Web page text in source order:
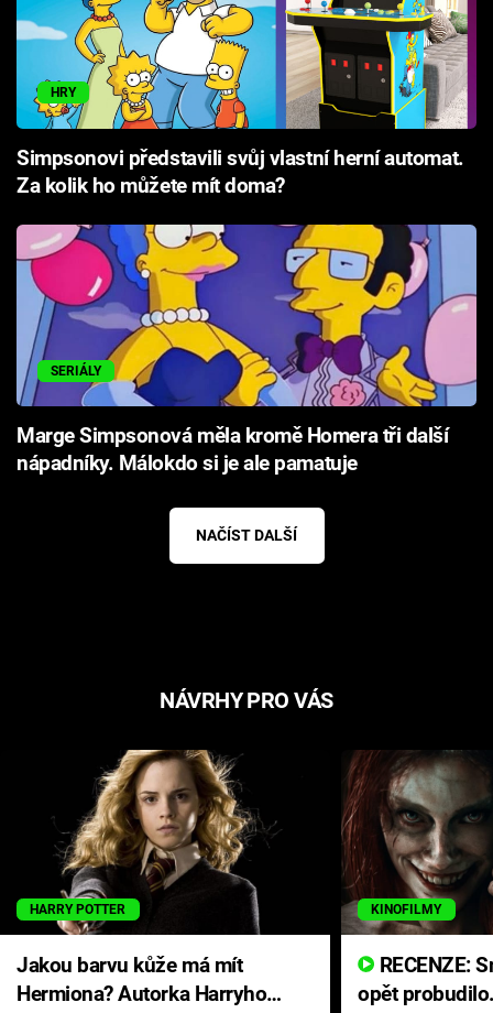
HRY
Simpsonovi představili svůj vlastní herní automat.
Za kolik ho můžete mít doma?
SERIÁLY
Marge Simpsonová měla kromě Homera tři další
nápadníky. Málokdo si je ale pamatuje
NAČÍST DALŠÍ
NÁVRHY PRO VÁS
HARRY POTTER
Jakou barvu kůže má mít
Hermiona? Autorka Harryho
KINOFILMY
opět